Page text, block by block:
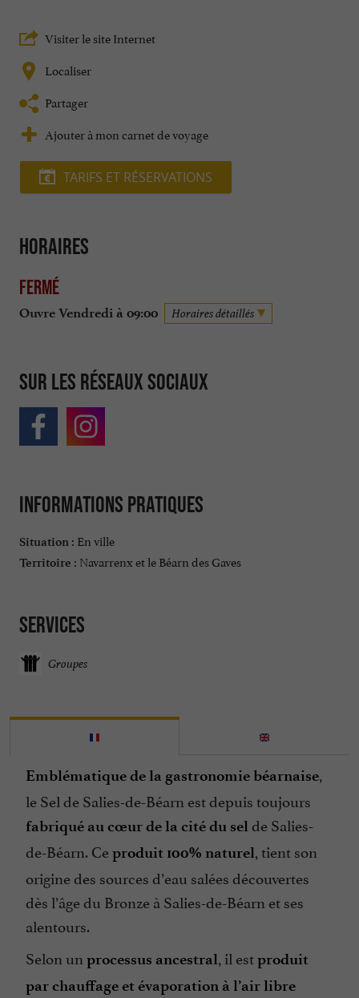
Visiter le site Internet
Localiser
Partager
Ajouter à mon carnet de voyage
TARIFS ET RÉSERVATIONS
Horaires
Fermé
Ouvre Vendredi à 09:00 Horaires détaillés
Sur les réseaux sociaux
Informations pratiques
Situation : En ville
Territoire : Navarrenx et le Béarn des Gaves
Services
Groupes
Emblématique de la gastronomie béarnaise,
le Sel de Salies-de-Béarn est depuis toujours
fabriqué au cœur de la cité du sel de Salies-
de-Béarn. Ceproduit 100% naturel, tient son
origine des sources d’eau salées découvertes
dès l’âge du Bronze à Salies-de-Béarn et ses
alentours.
Selon un processus ancestral, il estproduit
par chauffage et évaporation à l’air libre